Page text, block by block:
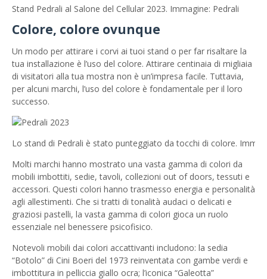
Stand Pedrali al Salone del Cellular 2023. Immagine: Pedrali
Colore, colore ovunque
Un modo per attirare i corvi ai tuoi stand o per far risaltare la
tua installazione è l’uso del colore. Attirare centinaia di migliaia
di visitatori alla tua mostra non è un’impresa facile. Tuttavia,
per alcuni marchi, l’uso del colore è fondamentale per il loro
successo.
Lo stand di Pedrali è stato punteggiato da tocchi di colore.
Molti marchi hanno mostrato una vasta gamma di colori da
mobili imbottiti, sedie, tavoli, collezioni out of doors, tessuti e
accessori. Questi colori hanno trasmesso energia e personalità
agli allestimenti. Che si tratti di tonalità audaci o delicati e
graziosi pastelli, la vasta gamma di colori gioca un ruolo
essenziale nel benessere psicofisico.
Notevoli mobili dai colori accattivanti includono: la sedia
“Botolo” di Cini Boeri del 1973 reinventata con gambe verdi e
imbottitura in pelliccia giallo ocra; l’iconica “Galeotta”